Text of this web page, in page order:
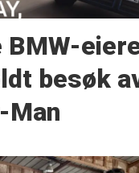
BMW-
besøk
Man